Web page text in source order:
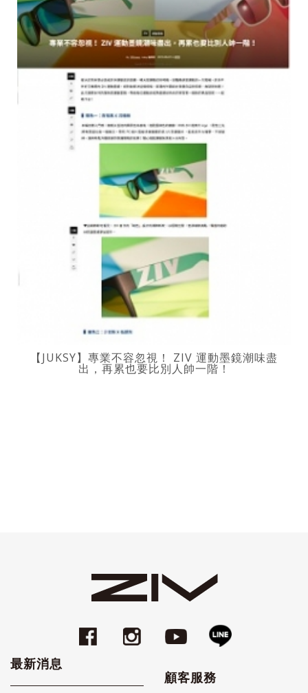
【JUKSY】專業不容忽視！ ZIV 運動墨鏡潮味盡
出，再累也要比別人帥一階！
最新消息
顧客服務